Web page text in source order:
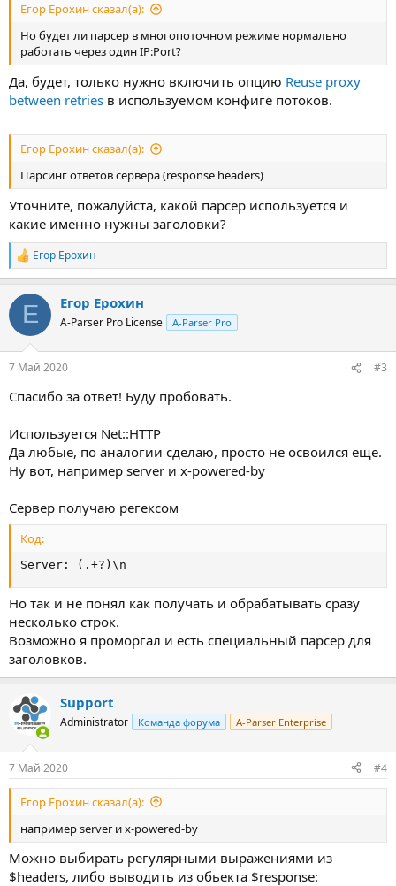
Егор Ерохин сказал(а):
Но будет ли парсер в многопоточном режиме нормально
работать через один IP:Рort?
Да, будет, только нужно включить опцию Reuse proxy
between retries в используемом конфиге потоков.
Егор Ерохин сказал(а):
Парсинг ответов сервера (response headers)
Уточните, пожалуйста, какой парсер используется и
какие именно нужны заголовки?
Р
е
к
и
Егор Ерохин
Е Егор Ерохин
A-Parser Pro License A-Parser Pro
7 Май 2020 #3
Спасибо за ответ! Буду пробовать.
Используется Net::HTTP
Да любые, по аналогии сделаю, просто не освоился еще.
Ну вот, например server и x-powered-by
Сервер получаю регексом
Код:
Server: (.+?)\n
Но так и не понял как получать и обрабатывать сразу
несколько строк.
Возможно я проморгал и есть специальный парсер для
заголовков.
Support
Administrator Команда форума A-Parser Enterprise
7 Май 2020 #4
Егор Ерохин сказал(а):
например server и x-powered-by
Можно выбирать регулярными выражениями из
$headers, либо выводить из обьекта $response: